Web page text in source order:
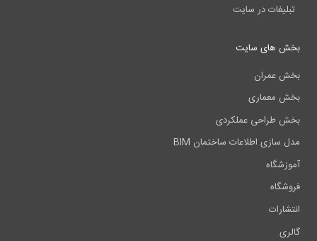
تبلیغات در سایت
بخش های سایت
بخش عمران
بخش معماری
بخش طراحی عملکردی
مدل سازی اطلاعات ساختمان BIM
آموزشگاه
فروشگاه
انتشارات
گالری